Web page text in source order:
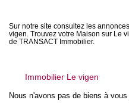
Créer une alerte
Sur notre site consultez les
vigen. Trouvez votre Maison sur Le
de TRANSACT Immobilier.
Immobilier Le vigen
Nous n'avons pas de biens à